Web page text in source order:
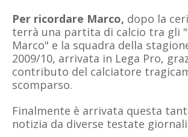
Per ricordare Marco, dopo la
terrà una partita di calcio tra gli
Marco" e la squadra della
2009/10, arrivata in Lega Pro,
contributo del calciatore
scomparso.
Finalmente è arrivata questa
notizia da diverse testate